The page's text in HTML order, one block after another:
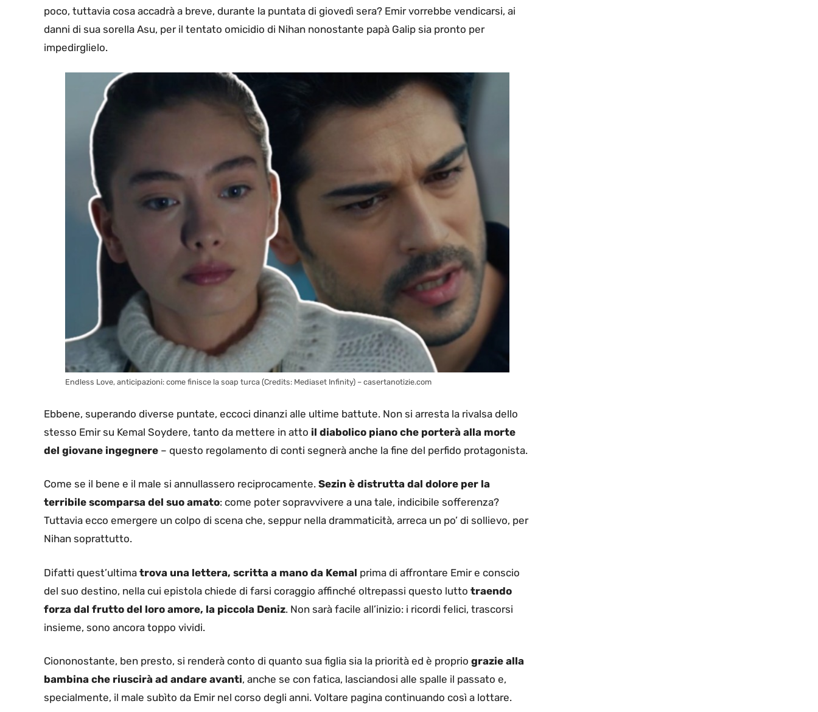
poco, tuttavia cosa accadrà a breve, durante la puntata di giovedì sera? Emir vorrebbe vendicarsi, ai
danni di sua sorella Asu, per il tentato omicidio di Nihan nonostante papà Galip sia pronto per
impedirglielo.
Endless Love, anticipazioni: come finisce la soap turca (Credits: Mediaset Infinity) – casertanotizie.com
Ebbene, superando diverse puntate, eccoci dinanzi alle ultime battute. Non si arresta la rivalsa dello
stesso Emir su Kemal Soydere, tanto da mettere in atto il diabolico piano che porterà alla morte
del giovane ingegnere – questo regolamento di conti segnerà anche la fine del perfido protagonista.
Come se il bene e il male si annullassero reciprocamente. Sezin è distrutta dal dolore per la
terribile scomparsa del suo amato: come poter sopravvivere a una tale, indicibile sofferenza?
Tuttavia ecco emergere un colpo di scena che, seppur nella drammaticità, arreca un po’ di sollievo, per
Nihan soprattutto.
Difatti quest’ultima trova una lettera, scritta a mano da Kemal prima di affrontare Emir e conscio
del suo destino, nella cui epistola chiede di farsi coraggio affinché oltrepassi questo lutto traendo
forza dal frutto del loro amore, la piccola Deniz. Non sarà facile all’inizio: i ricordi felici, trascorsi
insieme, sono ancora toppo vividi.
Ciononostante, ben presto, si renderà conto di quanto sua figlia sia la priorità ed è proprio grazie alla
bambina che riuscirà ad andare avanti, anche se con fatica, lasciandosi alle spalle il passato e,
specialmente, il male subìto da Emir nel corso degli anni. Voltare pagina continuando così a lottare.